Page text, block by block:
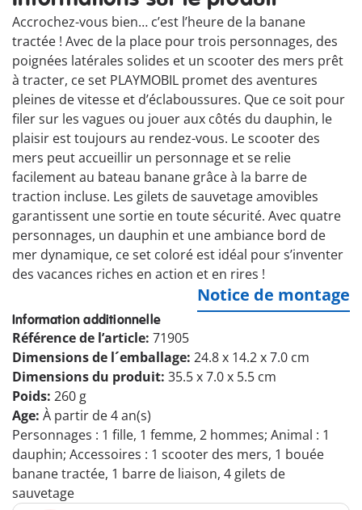
Accrochez-vous bien… c’est l’heure de la banane
tractée ! Avec de la place pour trois personnages, des
poignées latérales solides et un scooter des mers prêt
à tracter, ce set PLAYMOBIL promet des aventures
pleines de vitesse et d’éclaboussures. Que ce soit pour
filer sur les vagues ou jouer aux côtés du dauphin, le
plaisir est toujours au rendez-vous. Le scooter des
mers peut accueillir un personnage et se relie
facilement au bateau banane grâce à la barre de
traction incluse. Les gilets de sauvetage amovibles
garantissent une sortie en toute sécurité. Avec quatre
personnages, un dauphin et une ambiance bord de
mer dynamique, ce set coloré est idéal pour s’inventer
des vacances riches en action et en rires !
Notice de montage
Information additionnelle
Référence de l’article: 71905
Dimensions de l´emballage: 24.8 x 14.2 x 7.0 cm
Dimensions du produit: 35.5 x 7.0 x 5.5 cm
Poids: 260 g
Age: À partir de 4 an(s)
Personnages : 1 fille, 1 femme, 2 hommes; Animal : 1
dauphin; Accessoires : 1 scooter des mers, 1 bouée
banane tractée, 1 barre de liaison, 4 gilets de
sauvetage